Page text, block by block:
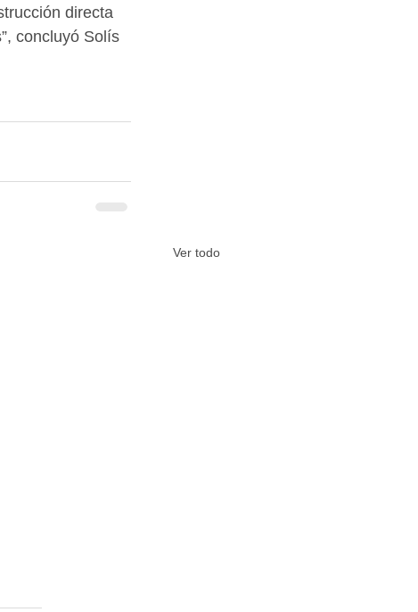
directa
concluyó Solís
Ver todo